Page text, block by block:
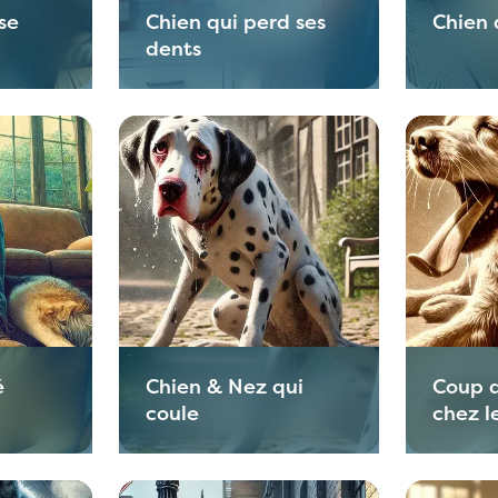
Chien qui perd ses
dents
Chien
Chien & Nez qui
coule
Coup
chez